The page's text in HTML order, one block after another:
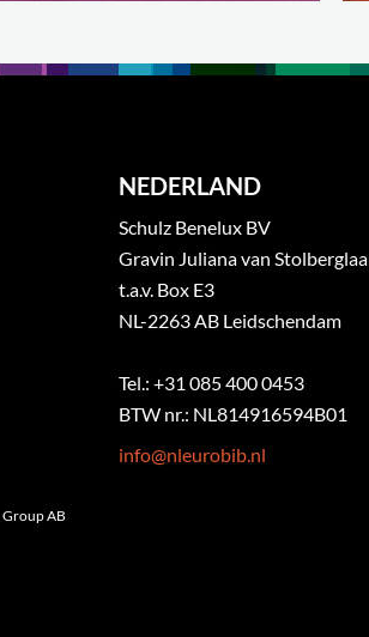
AB
NEDERLAND
Schulz Benelux BV
Gravin Juliana van
t.a.v. Box E3
NL-2263 AB Leidschendam
Tel.: +31 085 400 0453
BTW nr.: NL814916594B01
info@nleurobib.nl